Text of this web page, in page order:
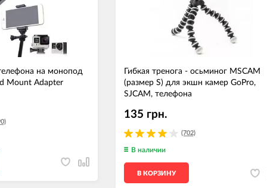
на монопод
Mount Adapter
Гибкая тренога - осьминог MSCAM
(размер S) для экшн камер GoPro,
SJCAM, телефона
(702)
135 грн.
В наличии
В КОРЗИНУ